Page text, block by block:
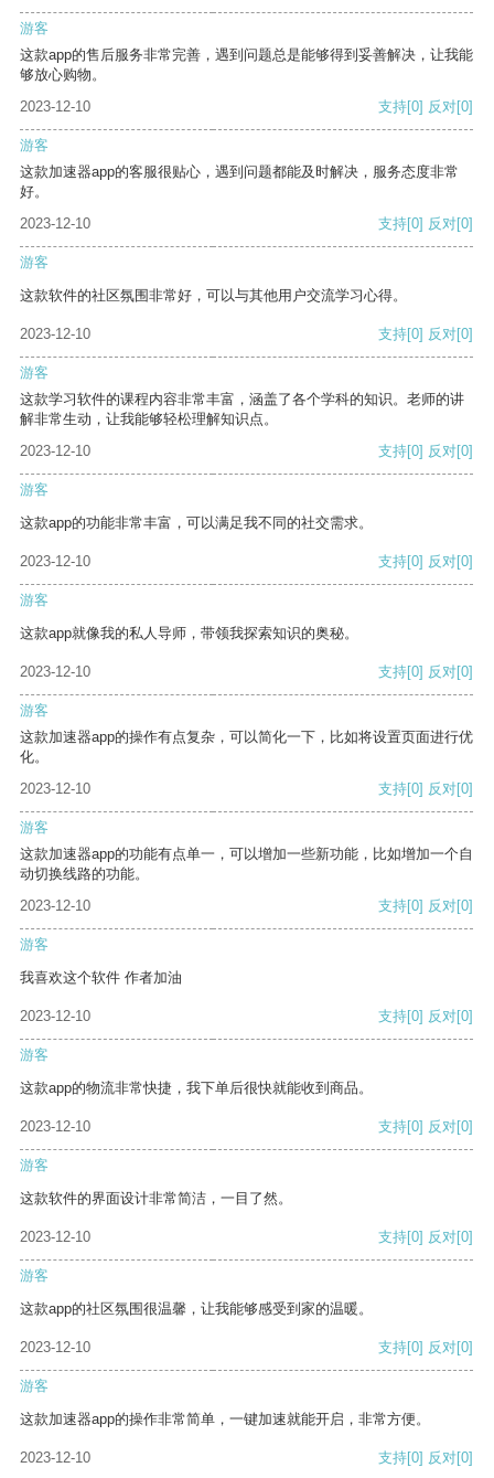
游客
这款app的售后服务非常完善，遇到问题总是能够得到妥善解决，让我能
够放心购物。
2023-12-10
支持[0] 反对[0]
游客
这款加速器app的客服很贴心，遇到问题都能及时解决，服务态度非常
好。
2023-12-10
支持[0] 反对[0]
游客
这款软件的社区氛围非常好，可以与其他用户交流学习心得。
2023-12-10 支持[0] 反对[0]
游客
这款学习软件的课程内容非常丰富，涵盖了各个学科的知识。老师的讲
解非常生动，让我能够轻松理解知识点。
2023-12-10
支持[0] 反对[0]
游客
这款app的功能非常丰富，可以满足我不同的社交需求。
2023-12-10 支持[0] 反对[0]
游客
这款app就像我的私人导师，带领我探索知识的奥秘。
2023-12-10 支持[0] 反对[0]
游客
这款加速器app的操作有点复杂，可以简化一下，比如将设置页面进行优
化。
2023-12-10
支持[0] 反对[0]
游客
这款加速器app的功能有点单一，可以增加一些新功能，比如增加一个自
动切换线路的功能。
2023-12-10
支持[0] 反对[0]
游客
我喜欢这个软件 作者加油
2023-12-10 支持[0] 反对[0]
游客
这款app的物流非常快捷，我下单后很快就能收到商品。
2023-12-10 支持[0] 反对[0]
游客
这款软件的界面设计非常简洁，一目了然。
2023-12-10 支持[0] 反对[0]
游客
这款app的社区氛围很温馨，让我能够感受到家的温暖。
2023-12-10 支持[0] 反对[0]
游客
这款加速器app的操作非常简单，一键加速就能开启，非常方便。
2023-12-10 支持[0] 反对[0]